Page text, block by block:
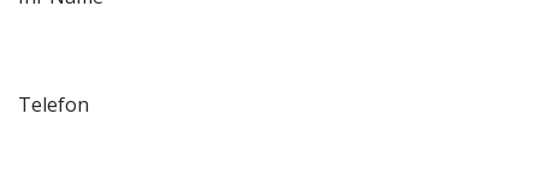
Telefon